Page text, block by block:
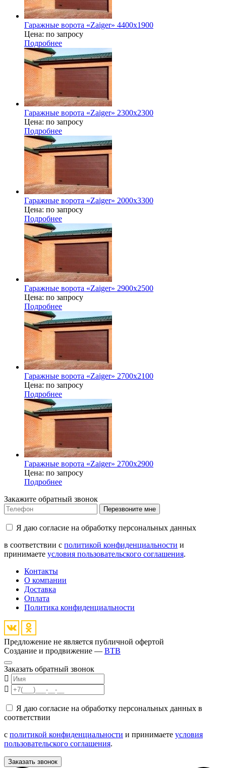
Гаражные ворота «Zaiger» 4400х1900
Цена: по запросу
Подробнее
Гаражные ворота «Zaiger» 2300х2300
Цена: по запросу
Подробнее
Гаражные ворота «Zaiger» 2000x3300
Цена: по запросу
Подробнее
Гаражные ворота «Zaiger» 2900х2500
Цена: по запросу
Подробнее
Гаражные ворота «Zaiger» 2700х2100
Цена: по запросу
Подробнее
Гаражные ворота «Zaiger» 2700x2900
Цена: по запросу
Подробнее
Закажите обратный звонок
Перезвоните мне
Я даю согласие на обработку персональных данных
в соответствии с политикой конфиденциальности и
принимаете условия пользовательского соглашения.
Контакты
О компании
Доставка
Оплата
Политика конфиденциальности
Предложение не является публичной офертой
Создание и продвижение — BTB
Заказать обратный звонок
Я даю согласие на обработку персональных данных в
соответствии
с политикой конфиденциальности и принимаете условия
пользовательского соглашения.
Заказать звонок